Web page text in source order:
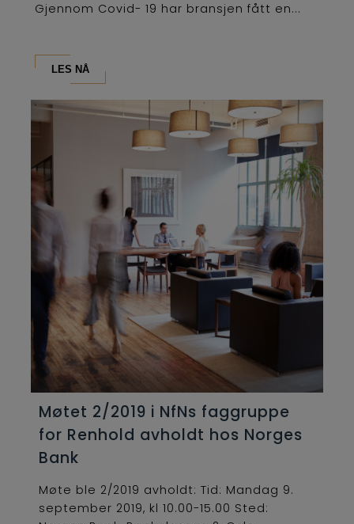
Gjennom Covid- 19 har bransjen fått en...
LES NÅ
Møtet 2/2019 i NfNs faggruppe
for Renhold avholdt hos Norges
Bank
Møte ble 2/2019 avholdt: Tid: Mandag 9.
september 2019, kl 10.00-15.00 Sted: